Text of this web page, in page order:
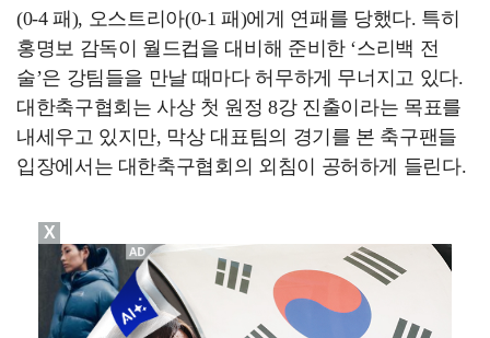
(0-4 패), 오스트리아(0-1 패)에게 연패를 당했다. 특히
홍명보 감독이 월드컵을 대비해 준비한 ‘스리백 전
술’은 강팀들을 만날 때마다 허무하게 무너지고 있다.
대한축구협회는 사상 첫 원정 8강 진출이라는 목표를
내세우고 있지만, 막상 대표팀의 경기를 본 축구팬들
입장에서는 대한축구협회의 외침이 공허하게 들린다.
X